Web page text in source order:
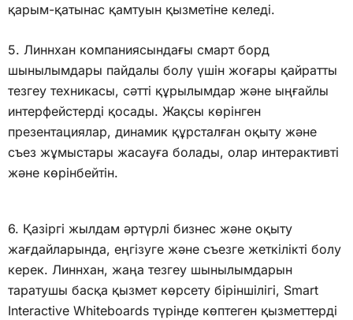
қарым-қатынас қамтуын қызметіне келеді.
5. Линнхан компаниясындағы смарт борд
шынылымдары пайдалы болу үшін жоғары қайратты
тезгеу техникасы, сәтті құрылымдар және ыңғайлы
интерфейстерді қосады. Жақсы көрінген
презентациялар, динамик құрсталған оқыту және
съез жұмыстары жасауға болады, олар интерактивті
және көрінбейтін.
6. Қазіргі жылдам әртүрлі бизнес және оқыту
жағдайларында, еңгізуге және съезге жеткілікті болу
керек. Линнхан, жаңа тезгеу шынылымдарын
таратушы басқа қызмет көрсету біріншілігі, Smart
Interactive Whiteboards түрінде көптеген қызметтерді